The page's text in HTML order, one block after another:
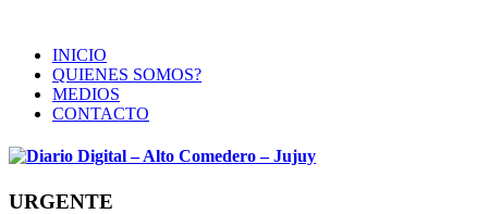
INICIO
QUIENES SOMOS?
MEDIOS
CONTACTO
URGENTE